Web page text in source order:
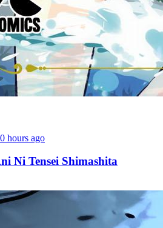
hours ago
Ni Tensei Shimashita